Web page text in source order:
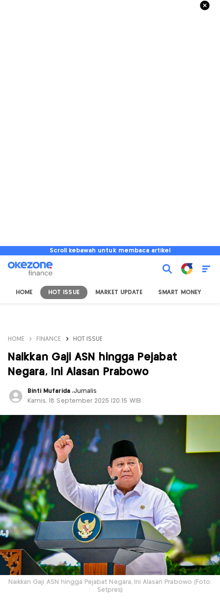
Scroll kebawah untuk membaca artikel
HOME HOT ISSUE MARKET UPDATE SMART MONEY
HOME FINANCE HOT ISSUE
Naikkan Gaji ASN hingga Pejabat
Negara, Ini Alasan Prabowo
Binti Mufarida ,Jurnalis
Kamis, 18 September 2025 |20:15 WIB
Naikkan Gaji ASN hingga Pejabat Negara, Ini Alasan Prabowo (Foto:
Setpres)